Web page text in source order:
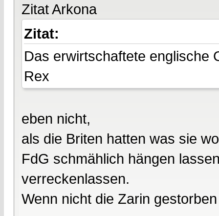
Zitat Arkona
Zitat:
Das erwirtschaftete englische
Rex
eben nicht,
als die Briten hatten was sie
FdG schmählich hängen
verreckenlassen.
Wenn nicht die Zarin